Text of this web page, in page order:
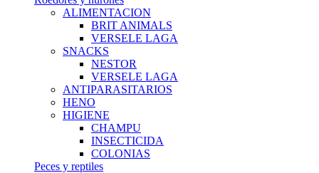
ALIMENTACION
BRIT ANIMALS
VERSELE LAGA
SNACKS
NESTOR
VERSELE LAGA
ANTIPARASITARIOS
HENO
HIGIENE
CHAMPU
INSECTICIDA
COLONIAS
Peces y reptiles